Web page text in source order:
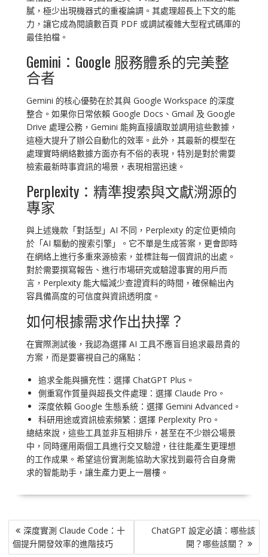
膩，極少出現機器式的重複論調。其處理超長上下文的能
力，讓它成為閱讀數百頁 PDF 或調試複雜大型程式碼庫的
最佳拍檔。
Gemini：Google 服務體系的完美整
合者
Gemini 的核心優勢在於其與 Google Workspace 的深度
整合。如果你日常依賴 Google Docs、Gmail 及 Google
Drive 處理公務，Gemini 能夠直接讀取並調用這些數據，
這極大提升了辦公自動化的效率。此外，其最新的模型在
處理實時網絡數據方面亦有不俗的表現，特別是對於需要
檢索最新時事資訊的場景，表現相當迅速。
Perplexity：精準搜索與文獻溯源的
專家
與上述幾款「對話型」AI 不同，Perplexity 的定位更傾向
於「AI 驅動的搜索引擎」。它不單是生成答案，更會即時
在網絡上進行多重來源檢索，並標註每一個資訊的出處。
對於需要撰寫報告、進行市場研究或驗證事實的用戶而
言，Perplexity 能大幅減少查證資料的時間，確保輸出內
容具備高度的可信度與資訊透明度。
如何根據需求作出抉擇？
在實際測試後，我認為選擇 AI 工具不應盲目追求最昂貴的
方案，而是要審視自己的痛點：
追求全能與擴充性：選擇 ChatGPT Plus。
側重寫作質量與超長文件處理：選擇 Claude Pro。
深度依賴 Google 生態系統：選擇 Gemini Advanced。
科研用途或資訊檢索頻繁：選擇 Perplexity Pro。
總結來說，這些工具並非互相排斥，甚至在不少辦公場景
中，同時運用兩個工具進行交叉驗證，往往能產生更理想
的工作成果。希望這份實測能協助大家找到最符合自身需
求的智能助手，讓生產力更上一層樓。
文
章
深度實測 Claude Code：十
個提升開發效率的進階技巧
ChatGPT 設定必讀：哪些該
開？哪些該關？